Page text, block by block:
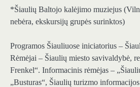
*Šiaulių Baltojo kalėjimo muziejus
nebėra, ekskursijų grupės surinktos)
Programos Šiauliuose iniciatorius –
Rėmėjai – Šiaulių miesto savivaldybė,
Frenkel“. Informacinis rėmėjas –
„Busturas“, Šiaulių turizmo informacijos